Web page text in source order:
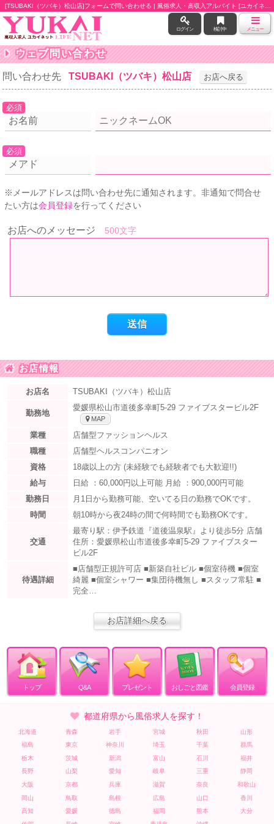
ログイン 検討中 メニュー
ウェブ問い合わせ
問い合わせ先 TSUBAKI（ツバキ）松山店 お店へ戻る
必須
お名前
必須
メアド
※メールアドレスは問い合わせ先に通知されます。非通知で問合せ
たい方は会員登録を行ってください
お店へのメッセージ 500文字
お店情報
お店名 TSUBAKI（ツバキ）松山店
勤務地
愛媛県松山市道後多幸町5-29 ファイブスタービル2F
MAP
業種
店舗型ファッションヘルス
職種
店舗型ヘルスコンパニオン
資格
18歳以上の方 (未経験でも経験者でも大歓迎!!)
給与
日給 ：60,000円以上可能 月給 ：900,000円可能
勤務日
月1日から勤務可能、空いてる日の勤務でOKです。
時間
朝10時から夜24時の間で何時間でも勤務OKです。
交通
最寄り駅：伊予鉄道『道後温泉駅』より徒歩5分 店舗
住所：愛媛県松山市道後多幸町5-29 ファイブスター
ビル2F
待遇詳細
■店舗型正規許可店 ■新築自社ビル ■個室待機 ■個室
綺麗 ■個室シャワー ■集団待機無し ■スタッフ常駐 ■
完全…
お店詳細へ戻る
トップ Q&A プレゼント おしごと図鑑 会員登録
都道府県から風俗求人を探す！
北海道 青森 岩手 宮城 秋田
山形
福島
東京 神奈川 埼玉 千葉
群馬
栃木
茨城 新潟 富山 石川
福井
長野
山梨 愛知 岐阜 三重
静岡
大阪
京都 兵庫 滋賀 奈良
和歌山
岡山
鳥取 島根 広島 山口
香川
高知
愛媛 徳島 福岡 熊本
大分